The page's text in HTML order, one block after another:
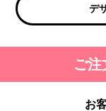
デ
ご
お